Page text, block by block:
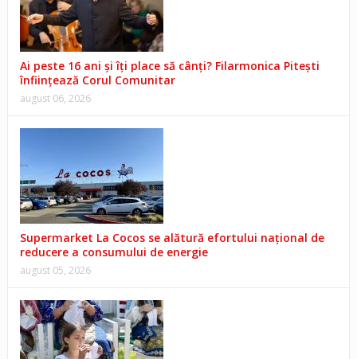
Ai peste 16 ani și îți place să cânți? Filarmonica Pitești
înființează Corul Comunitar
august 06, 2026
Supermarket La Cocos se alătură efortului național de
reducere a consumului de energie
august 05, 2026